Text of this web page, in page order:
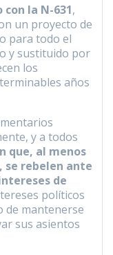
la N-631,
un proyecto de
para todo el
y sustituido por
los
años
y a todos
que, al menos
se rebelen ante
de
políticos
de mantenerse
sus asientos